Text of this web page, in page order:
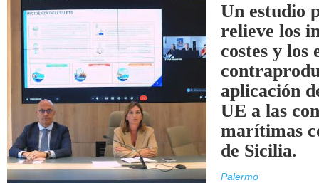
Un estudio
relieve los
costes y los
aplicación
UE a las
marítimas
de Sicilia.
Palermo